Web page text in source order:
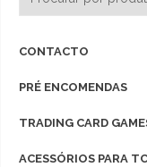
CONTACTO
PRÉ ENCOMENDAS
TRADING CARD
ACESSÓRIOS PARA